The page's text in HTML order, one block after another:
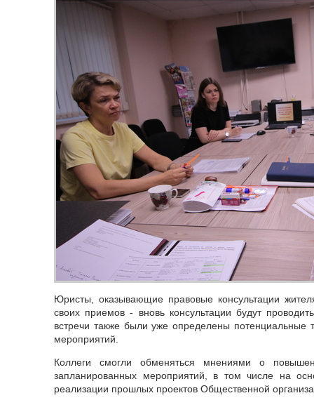
Юристы, оказывающие правовые консультации
своих приемов - вновь консультации будут
встречи также были уже определены потенциальные
мероприятий.
Коллеги смогли обменяться мнениями о
запланированных мероприятий, в том числе на
реализации прошлых проектов Общественной